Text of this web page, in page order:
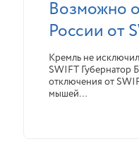
Возможно
России от
Кремль не
SWIFT Губернатор
отключения от
мышей…